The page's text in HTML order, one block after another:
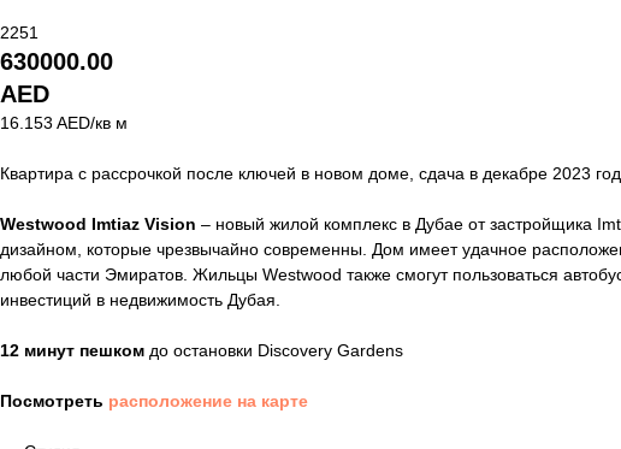
2251
630000.00
AED
16.153 AED/кв м
Квартира с рассрочкой после ключей в новом доме, сдача в декабре 2023
Westwood Imtiaz Vision – новый жилой комплекс в Дубае от застройщика
дизайном, которые чрезвычайно современны. Дом имеет удачное
любой части Эмиратов. Жильцы Westwood также смогут пользоваться
инвестиций в недвижимость Дубая.
12 минут пешком до остановки Discovery Gardens
Посмотреть расположение на карте